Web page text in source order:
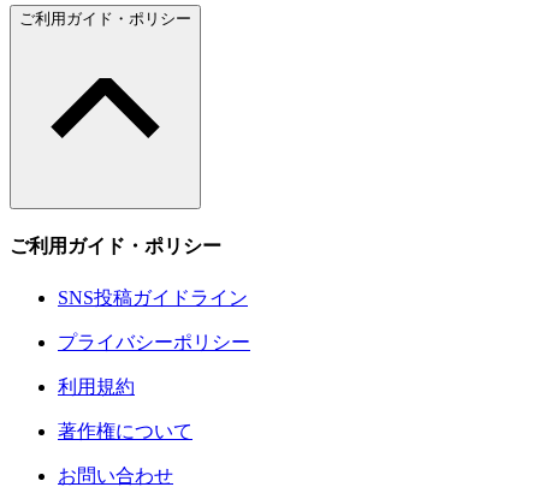
ご利用ガイド・ポリシー
ご利用ガイド・ポリシー
SNS投稿ガイドライン
プライバシーポリシー
利用規約
著作権について
お問い合わせ